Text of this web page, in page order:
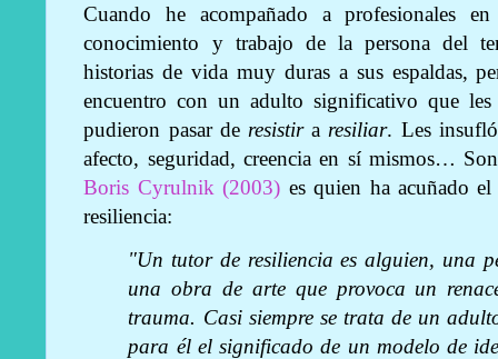
Cuando he acompañado a profesionales
conocimiento y trabajo de la persona del
historias de vida muy duras a sus espaldas,
encuentro con un adulto significativo que
pudieron pasar deresistira resiliar. Les
afecto, seguridad, creencia en sí mismos…
Boris Cyrulnik (2003) es quien ha acuñado
resiliencia:
"Un tutor de resiliencia es alguien, una
una obra de arte que provoca un
trauma. Casi siempre se trata de un
para él el significado de un modelo de